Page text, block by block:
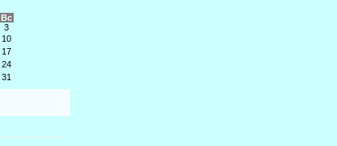
Вс
3
10
17
24
31